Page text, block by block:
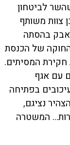
לביטחון
צוות משותף
בהסתה
של הכנסת
המסיתים.
עם אגף
בפתיחה
נציגם,
המשטרה